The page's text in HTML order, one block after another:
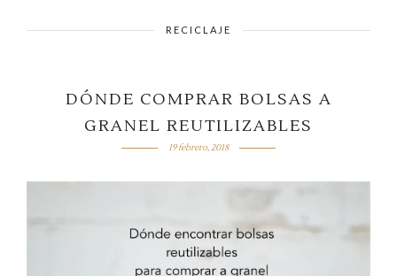
RECICLAJE
DÓNDE COMPRAR BOLSAS A
GRANEL REUTILIZABLES
19 febrero, 2018